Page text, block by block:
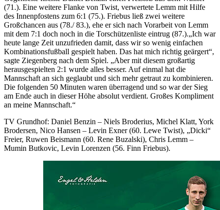
(71.). Eine weitere Flanke von Twist, verwertete Lemm mit Hilfe
des Innenpfostens zum 6:1 (75.). Friebus ließ zwei weitere
Großchancen aus (78./ 83.), ehe er sich nach Vorarbeit von Lemm
mit dem 7:1 doch noch in die Torschützenliste eintrug (87.).„Ich war
heute lange Zeit unzufrieden damit, dass wir so wenig einfachen
Kombinationsfußball gespielt haben. Das hat mich richtig geärgert“,
sagte Ziegenberg nach dem Spiel. „Aber mit diesem großartig
herausgespielten 2:1 wurde alles besser. Auf einmal hat die
Mannschaft an sich geglaubt und sich mehr getraut zu kombinieren.
Die folgenden 50 Minuten waren überragend und so war der Sieg
am Ende auch in dieser Höhe absolut verdient. Großes Kompliment
an meine Mannschaft.“
TV Grundhof: Daniel Benzin – Niels Broderius, Michel Klatt, York
Brodersen, Nico Hansen – Levin Exner (60. Lewe Twist), „Dicki“
Freier, Ruwen Beismann (60. Rene Buzalski), Chris Lemm –
Mumin Butkovic, Levin Lorenzen (56. Finn Friebus).